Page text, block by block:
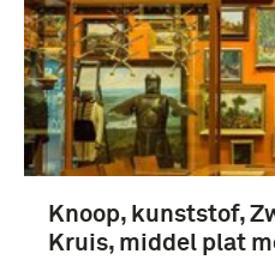
Knoop, kunststof,
Kruis, middel plat